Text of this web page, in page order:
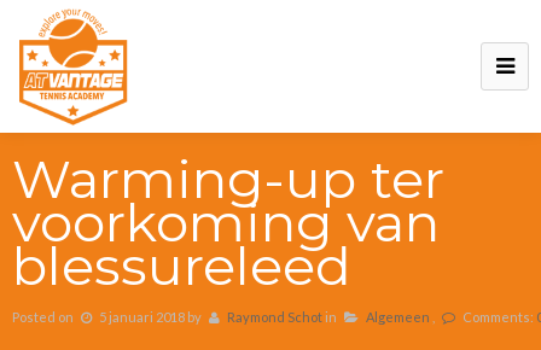
Warming-up ter
voorkoming van
blessureleed
Posted on 5 januari 2018 by Raymond Schotin Algemeen Comments: